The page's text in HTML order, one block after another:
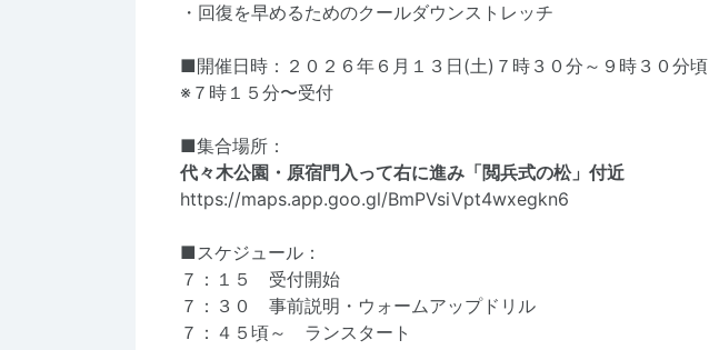
・回復を早めるためのクールダウンストレッチ
■開催日時：２０２６年６月１３日(土)７時３０分～９時３０分頃
※７時１５分〜受付
■集合場所：
代々木公園・原宿門入って右に進み「閲兵式の松」付近
https://maps.app.goo.gl/BmPVsiVpt4wxegkn6
■スケジュール：
７：１５ 受付開始
７：３０ 事前説明・ウォームアップドリル
７：４５頃～ ランスタート